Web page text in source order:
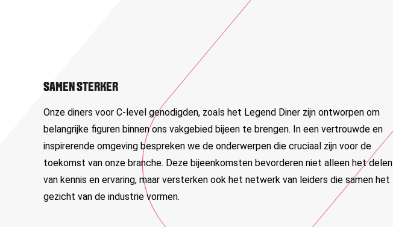
SAMEN STERKER
Onze diners voor C-level genodigden, zoals het Legend Diner zijn ontworpen om
belangrijke figuren binnen ons vakgebied bijeen te brengen. In een vertrouwde en
inspirerende omgeving bespreken we de onderwerpen die cruciaal zijn voor de
toekomst van onze branche. Deze bijeenkomsten bevorderen niet alleen het delen
van kennis en ervaring, maar versterken ook het netwerk van leiders die samen het
gezicht van de industrie vormen.